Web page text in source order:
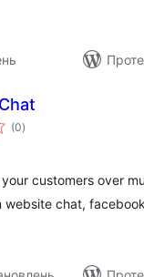
(0загальний
рейтинг
)
customers over
chat,